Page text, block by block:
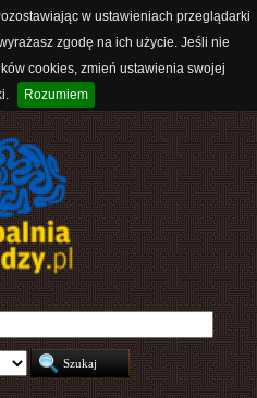
w ustawieniach przeglądarki
zgodę na ich użycie. Jeśli nie
cookies, zmień ustawienia swojej
Rozumiem